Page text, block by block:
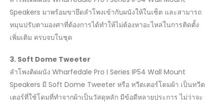
Speakers มาพร้อมขายึดลำโพงเข้ากับผนังให้ในเซ็ต และสามารถ
หมุนปรับตามองศาที่ต้องการได้ทำให้ไม่ต้องหาอะไหล่ในการติดตั้ง
เพิ่มเติม ครบจบในชุด
3. Soft Dome Tweeter
ลำโพงติดผนัง Wharfedale Pro I Series IP54 Wall Mount
Speakers มี Soft Dome Tweeter หรือ ทวีตเตอร์โดมผ้า เป็นทวีต
เตอร์ที่ใช้โดมที่ทำจากผ้าเป็นวัสดุหลัก มีข้อดีหลายประการ ไม่ว่าจะ